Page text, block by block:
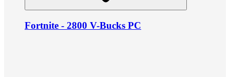
Fortnite - 2800 V-Bucks PC